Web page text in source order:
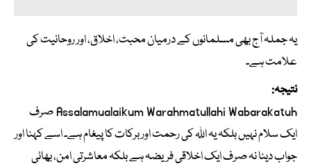
یہ جملہ آج بھی مسلمانوں کے درمیان محبت، اخلاق، اور روحانیت کی
علامت ہے۔
نتیجہ:
Assalamualaikum Warahmatullahi Wabarakatuh صرف
ایک سلام نہیں بلکہ یہ اللہ کی رحمت اور برکات کا پیغام ہے۔ اسے کہنا اور
جواب دینا نہ صرف ایک اخلاقی فریضہ ہے بلکہ معاشرتی امن، بھائی